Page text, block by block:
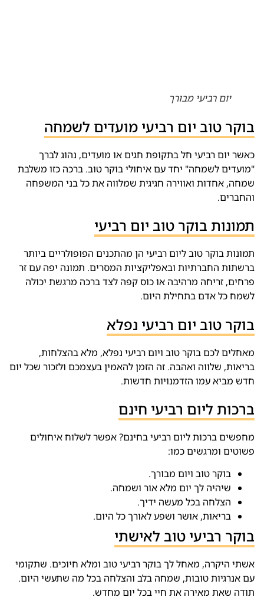
יום רביעי מבורך
בוקר טוב יום רביעי מועדים לשמחה
כאשר יום רביעי חל בתקופת חגים או מועדים, נהוג לברך
"מועדים לשמחה" יחד עם איחולי בוקר טוב. ברכה כזו משלבת
שמחה, אחדות ואווירה חגיגית שמלווה את כל בני המשפחה
והחברים.
תמונות בוקר טוב יום רביעי
תמונות בוקר טוב ליום רביעי הן מהתכנים הפופולריים ביותר
ברשתות החברתיות ובאפליקציות המסרים. תמונה יפה עם זר
פרחים, זריחה מרהיבה או כוס קפה לצד ברכה מרגשת יכולה
לשמח כל אדם בתחילת היום.
בוקר טוב יום רביעי נפלא
מאחלים לכם בוקר טוב ויום רביעי נפלא, מלא בהצלחות,
בריאות, שלווה ואהבה. זה הזמן להאמין בעצמכם ולזכור שכל יום
חדש מביא עמו הזדמנויות חדשות.
ברכות ליום רביעי חינם
מחפשים ברכות ליום רביעי בחינם? אפשר לשלוח איחולים
פשוטים ומרגשים כמו:
בוקר טוב ויום מבורך.
שיהיה לך יום מלא אור ושמחה.
הצלחה בכל מעשה ידיך.
בריאות, אושר ושפע לאורך כל היום.
בוקר רביעי טוב לאישתי
אשתי היקרה, מאחל לך בוקר רביעי טוב ומלא חיוכים. שתקומי
עם אנרגיות טובות, שמחה בלב והצלחה בכל מה שתעשי היום.
תודה שאת מאירה את חיי בכל יום מחדש.